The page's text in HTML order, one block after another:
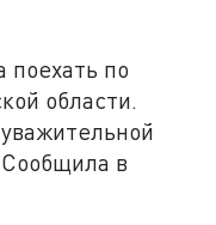
по
области.
в